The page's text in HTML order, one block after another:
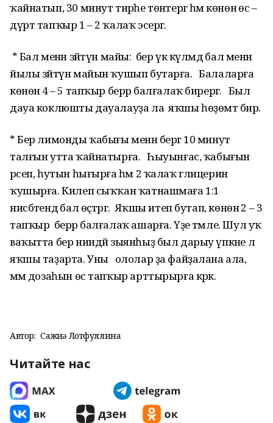
ҡайнатып, 30 минут тирәһе төнәтергә һәм көнөнә өс –
дүрт тапҡыр 1 – 2 ҡалаҡ эсергә.
* Бал менән зәйтүн майы: бер үк күләмдә бал менән
йылы зәйтүн майын ҡушып бутарға. Балаларға
көнөнә 4 – 5 тапҡыр берәр балғалаҡ бирергә. Был
дауа коклюшты дауалауҙа ла яҡшы һөҙөмтә бирә.
* Бер лимонды ҡабығы менән бергә 10 минут
талғын утта ҡайнатырға. Һыуынғас, ҡабығын
әрсеп, һутын һығырға һәм 2 ҡалаҡ глицерин
ҡушырға. Килеп сыҡҡан ҡатнашмаға 1:1
нисбәтендә бал өҫтәргә. Яҡшы итеп бутап, көнөнә 2 – 3
тапҡыр берәр балғалаҡ ашарға. Үҙе тәмле. Шул уҡ
ваҡытта бер ниндәй зыянһыҙ был дарыу үпкәне лә
яҡшы таҙарта. Уны ололар ҙа файҙалана ала,
әммә дозаһын өс тапҡыр арттырырға кәрәк.
Автор: Сажиҙә Лотфуллина
Читайте нас